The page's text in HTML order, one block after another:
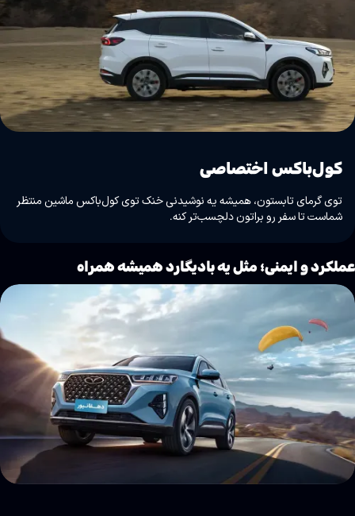
کول‌باکس اختصاصی
توی گرمای تابستون، همیشه یه نوشیدنی خنک توی کول‌باکس ماشین منتظر
شماست تا سفر رو براتون دلچسب‌تر کنه.
و ایمنی؛ مثل یه بادیگارد همیشه همراه